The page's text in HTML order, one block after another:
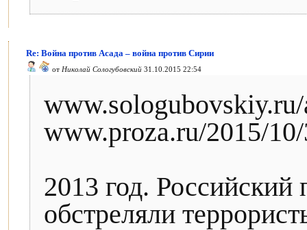
Re: Война против Асада – война против Сирии
от Николай Сологубовский 31.10.2015 22:54
www.proza.ru/2015/
2013 год. Российский
обстреляли